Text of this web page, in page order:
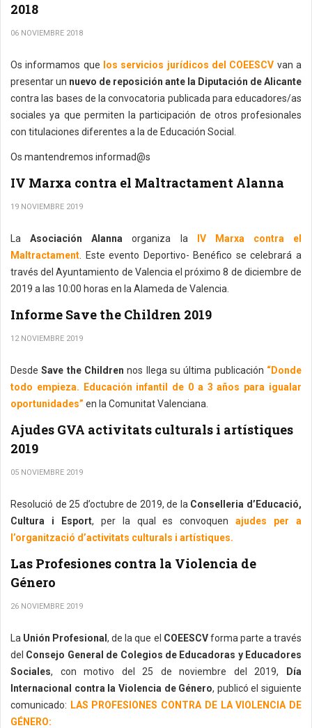
2018
06 NOVIEMBRE 2018
Os informamos que los servicios jurídicos del COEESCV van a
presentar un nuevo de reposición ante la Diputación de Alicante
contra las bases de la convocatoria publicada para educadores/as
sociales ya que permiten la participación de otros profesionales
con titulaciones diferentes a la de Educación Social.
Os mantendremos informad@s
IV Marxa contra el Maltractament Alanna
19 NOVIEMBRE 2019
La Asociación Alanna organiza la IV Marxa contra el
Maltractament . Este evento Deportivo- Benéfico se celebrará a
través del Ayuntamiento de Valencia el próximo 8 de diciembre de
2019 a las 10:00 horas en la Alameda de Valencia.
Informe Save the Children 2019
12 NOVIEMBRE 2019
DesdeSave the Children nos llega su última publicación “Donde
todo empieza. Educación infantil de 0 a 3 años para igualar
oportunidades” en la Comunitat Valenciana.
Ajudes GVA activitats culturals i artístiques
2019
05 NOVIEMBRE 2019
Resolució de 25 d’octubre de 2019, de la Conselleria d’Educació,
Cultura i Esport, per la qual es convoquenajudes per a
l’organització d’activitats culturals i artístiques.
Las Profesiones contra la Violencia de
Género
26 NOVIEMBRE 2019
La Unión Profesional, de la que el COEESCVforma parte a través
del Consejo General de Colegios de Educadoras y Educadores
Sociales, con motivo del 25 de noviembre del 2019,
Día
Internacional contra la Violencia de Género, publicó el siguiente
comunicado: LAS PROFESIONES CONTRA DE LA VIOLENCIA DE
GÉNERO: